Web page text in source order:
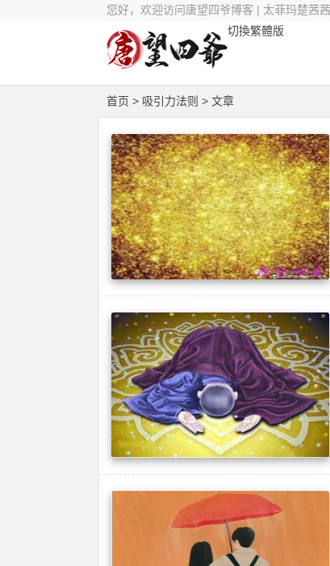
您好，欢迎访问唐望四爷博客 | 太菲玛楚茜
切換繁體版
首页 > 吸引力法则 > 文章